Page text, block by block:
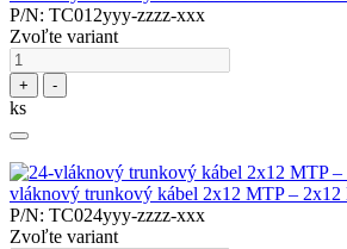
P/N: TC012yyy-zzzz-xxx
Zvoľte variant
+ -
ks
vláknový trunkový kábel 2x12 MTP – 2x12
P/N: TC024yyy-zzzz-xxx
Zvoľte variant